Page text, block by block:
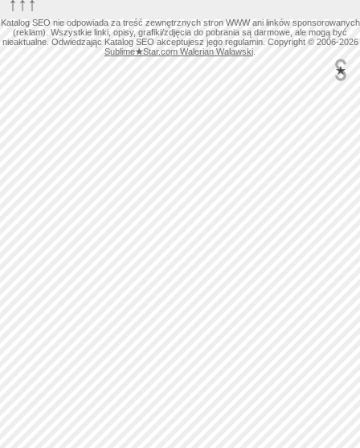
Katalog SEO nie odpowiada za treść zewnętrznych stron WWW ani linków sponsorowanych
(reklam). Wszystkie linki, opisy, grafiki/zdjęcia do pobrania są darmowe, ale mogą być
nieaktualne. Odwiedzając Katalog SEO akceptujesz jego regulamin. Copyright © 2006-2026
Sublime★Star.com Walerian Walawski